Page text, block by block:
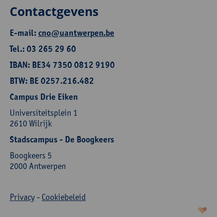
Contactgevens
E-mail:cno@uantwerpen.be
Tel.: 03 265 29 60
IBAN: BE34 7350 0812 9190
BTW: BE 0257.216.482
Campus Drie Eiken
Universiteitsplein 1
2610 Wilrijk
Stadscampus - De Boogkeers
Boogkeers 5
2000 Antwerpen
Privacy- Cookiebeleid
korazon.be